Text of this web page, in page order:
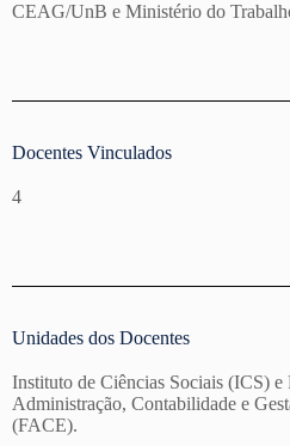
CEAG/UnB e Ministério do
Docentes Vinculados
4
Unidades dos Docentes
Instituto de Ciências Sociais (ICS) e
Administração, Contabilidade e
(FACE).